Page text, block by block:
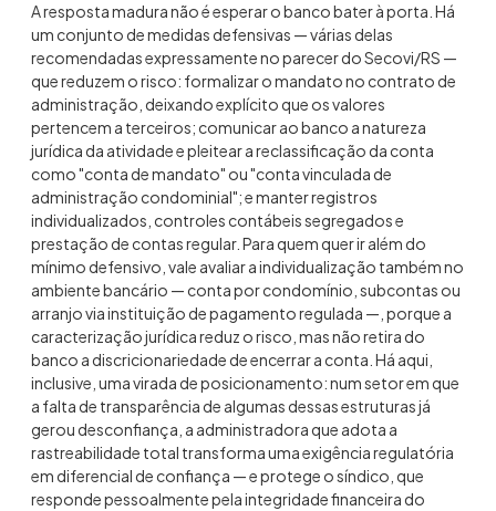
A resposta madura não é esperar o banco bater à porta. Há
um conjunto de medidas defensivas — várias delas
recomendadas expressamente no parecer do Secovi/RS —
que reduzem o risco: formalizar o mandato no contrato de
administração, deixando explícito que os valores
pertencem a terceiros; comunicar ao banco a natureza
jurídica da atividade e pleitear a reclassificação da conta
como "conta de mandato" ou "conta vinculada de
administração condominial"; e manter registros
individualizados, controles contábeis segregados e
prestação de contas regular. Para quem quer ir além do
mínimo defensivo, vale avaliar a individualização também no
ambiente bancário — conta por condomínio, subcontas ou
arranjo via instituição de pagamento regulada —, porque a
caracterização jurídica reduz o risco, mas não retira do
banco a discricionariedade de encerrar a conta. Há aqui,
inclusive, uma virada de posicionamento: num setor em que
a falta de transparência de algumas dessas estruturas já
gerou desconfiança, a administradora que adota a
rastreabilidade total transforma uma exigência regulatória
em diferencial de confiança — e protege o síndico, que
responde pessoalmente pela integridade financeira do